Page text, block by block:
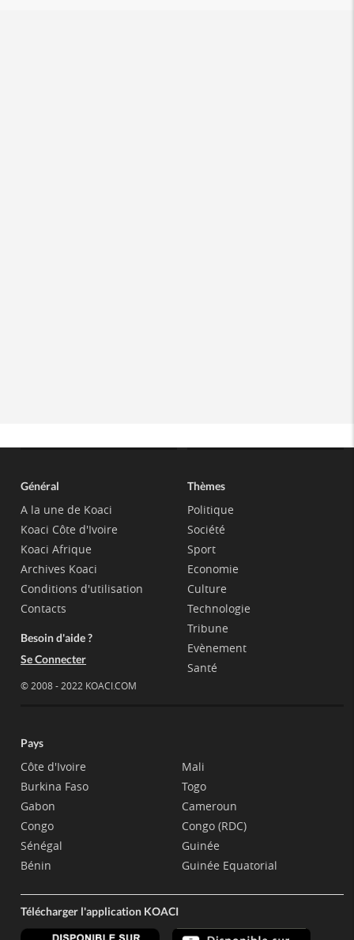
Général
A la une de Koaci
Koaci Côte d'Ivoire
Koaci Afrique
Archives Koaci
Conditions d'utilisation
Contacts
Besoin d'aide ?
Se Connecter
© 2008 - 2022 KOACI.COM
Thèmes
Politique
Société
Sport
Economie
Culture
Technologie
Tribune
Evènement
Santé
Pays
Côte d'Ivoire
Burkina Faso
Gabon
Congo
Sénégal
Bénin
Mali
Togo
Cameroun
Congo (RDC)
Guinée
Guinée Equatorial
Télécharger l'application KOACI